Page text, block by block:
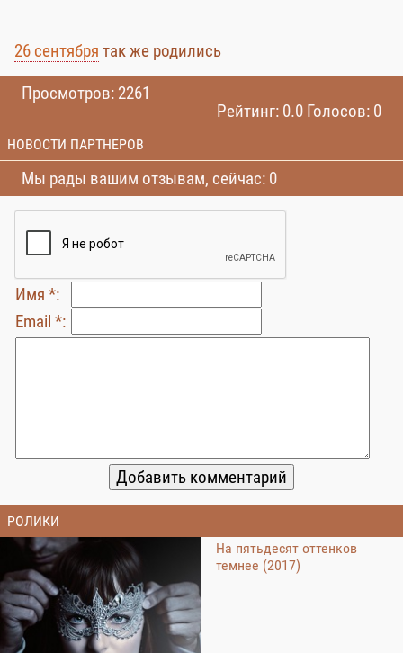
26 сентября так же родились
Просмотров: 2261
Рейтинг: 0.0 Голосов: 0
НОВОСТИ ПАРТНЕРОВ
Мы рады вашим отзывам, сейчас: 0
Имя *:
Email *:
РОЛИКИ
На пятьдесят оттенков
темнее (2017)